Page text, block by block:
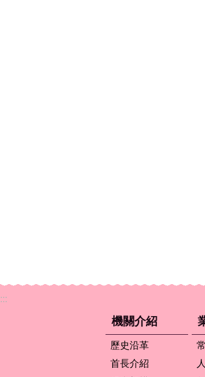
:::
機關介紹
歷史沿革
首長介紹